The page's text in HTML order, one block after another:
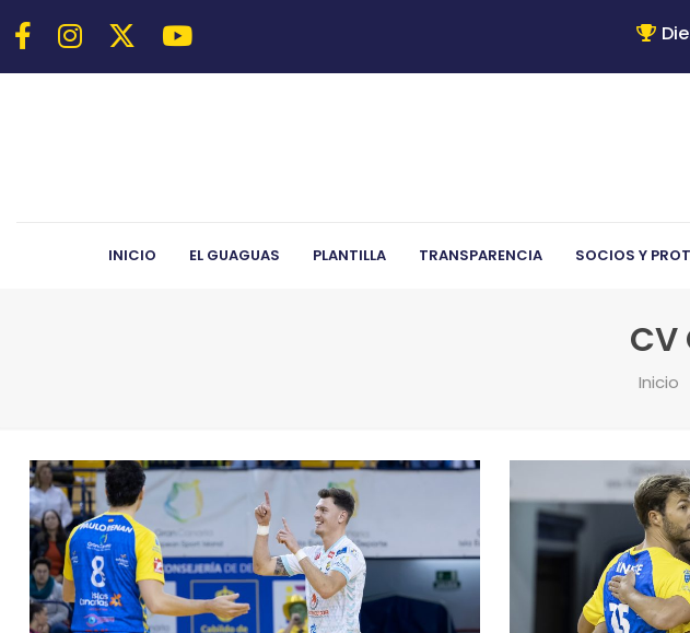
INICIO EL GUAGUAS PLANTILLA TRANSPARENCIA SOCIOS Y
Inicio